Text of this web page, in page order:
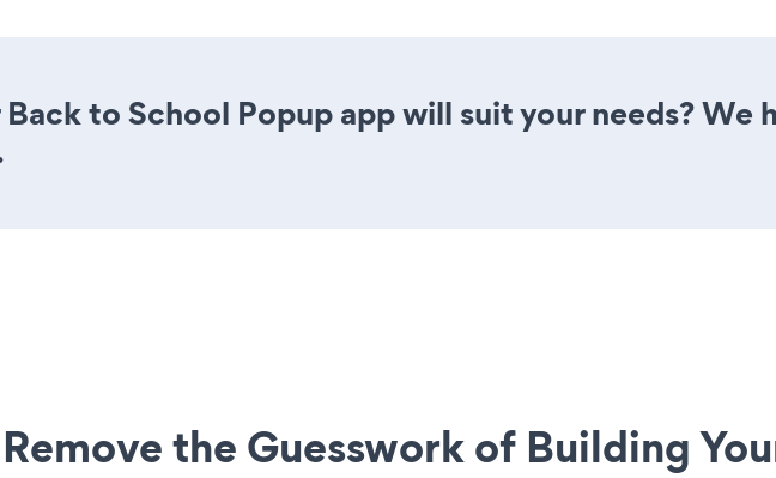
to School Popup app will suit your needs? We
Remove the Guesswork of Building